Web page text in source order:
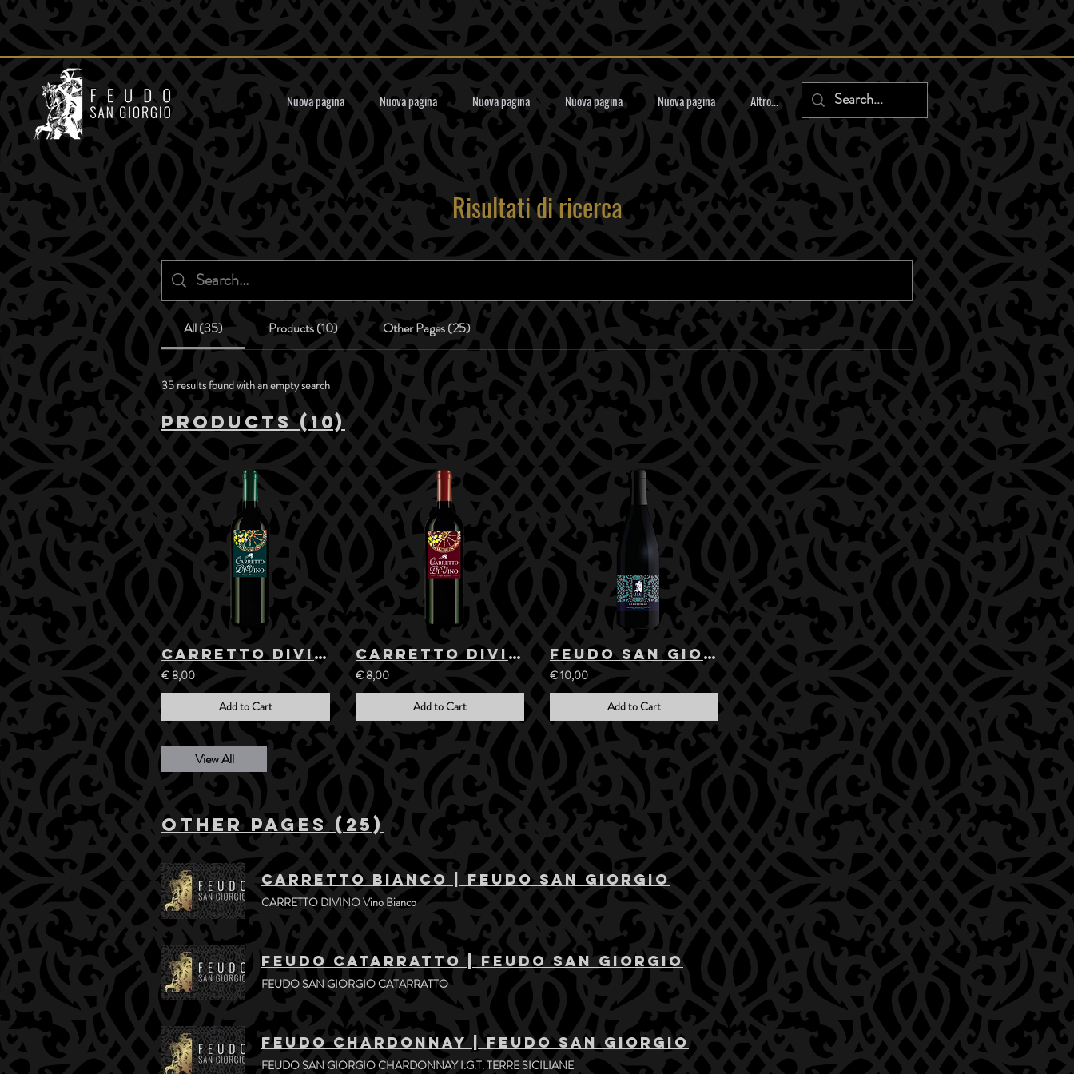
Nuova pagina Nuova pagina Nuova pagina Nuova pagina Nuova pagina Altro...
Risultati di ricerca
All (35) Products (10) Other Pages (25)
35 results found with an empty search
Products (10)
Carretto DiVino - White Wine
€ 8,00
Add to Cart
Carretto DiVino - Red Wine
€ 8,00
Add to Cart
Feudo San Giorgio - Chardonnay I.G.T. TERRE SICILIANE
€ 10,00
Add to Cart
View All
Other Pages (25)
Carretto Bianco | Feudo San Giorgio
CARRETTO DIVINO Vino Bianco
Feudo Catarratto | Feudo San Giorgio
FEUDO SAN GIORGIO CATARRATTO
Feudo Chardonnay | Feudo San Giorgio
FEUDO SAN GIORGIO CHARDONNAY I.G.T. TERRE SICILIANE